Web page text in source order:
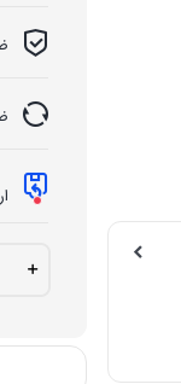
مانتو
اداری